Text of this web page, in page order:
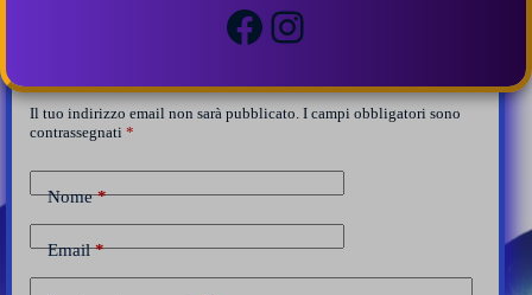
Facebook
Instagram
Il tuo indirizzo email non sarà pubblicato. I campi obbligatori sono
contrassegnati *
Nome*
Email*